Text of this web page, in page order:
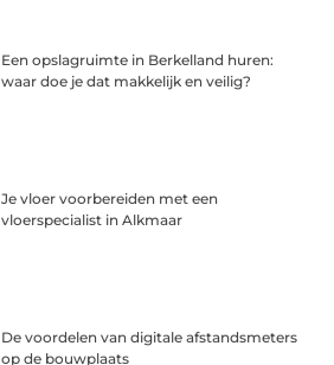
Een opslagruimte in Berkelland huren:
waar doe je dat makkelijk en veilig?
Je vloer voorbereiden met een
vloerspecialist in Alkmaar
De voordelen van digitale afstandsmeters
op de bouwplaats